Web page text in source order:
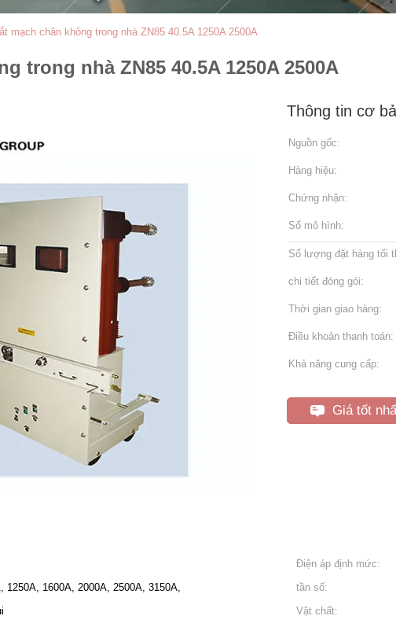
mạch chân không trong nhà ZN85 40.5A 1250A 2500A
trong nhà ZN85 40.5A 1250A 2500A
Thông tin cơ
Nguồn gốc:
Hàng hiệu:
Chứng nhận:
Số mô hình:
Số lượng đặt hàng tối
chi tiết đóng gói:
Thời gian giao hàng:
Điều khoản thanh toán:
Khả năng cung cấp:
Giá tốt
Điện áp định mức:
1250A, 1600A, 2000A, 2500A, 3150A, tần số:
Vật chất: